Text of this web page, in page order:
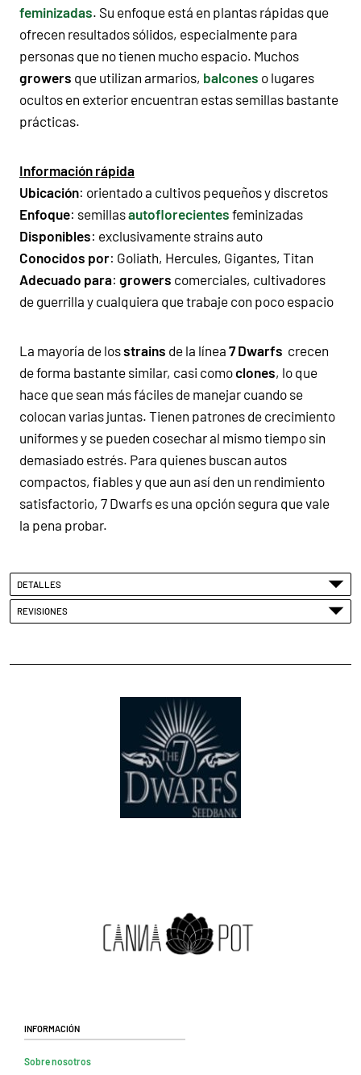
feminizadas. Su enfoque está en plantas rápidas que
ofrecen resultados sólidos, especialmente para
personas que no tienen mucho espacio. Muchos
growers que utilizan armarios, balcones o lugares
ocultos en exterior encuentran estas semillas bastante
prácticas.
Información rápida
Ubicación: orientado a cultivos pequeños y discretos
Enfoque: semillasautoflorecientes feminizadas
Disponibles: exclusivamente strains auto
Conocidos por: Goliath, Hercules, Gigantes, Titan
Adecuado para: growers comerciales, cultivadores
de guerrilla y cualquiera que trabaje con poco espacio
La mayoría de losstrains de la línea 7 Dwarfs crecen
de forma bastante similar, casi comoclones, lo que
hace que sean más fáciles de manejar cuando se
colocan varias juntas. Tienen patrones de crecimiento
uniformesy se pueden cosechar al mismo tiempo sin
demasiado estrés. Para quienes buscan autos
compactos, fiables y que aun así den un rendimiento
satisfactorio, 7 Dwarfs es una opción segura que vale
la pena probar.
DETALLES
REVISIONES
Información
Sobre nosotros